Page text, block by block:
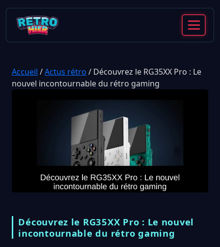
Accueil /Actus rétro / Découvrez le RG35XX Pro : Le
nouvel incontournable du rétro gaming
Découvrez le RG35XX Pro : Le nouvel
incontournable du rétro gaming